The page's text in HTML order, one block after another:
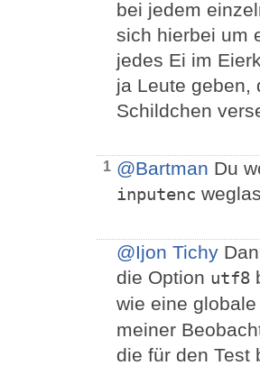
bei jedem
sich hierbei um
jedes Ei im
ja Leute geben,
Schildchen
1 @Bartman Du
inputenc
@Ijon Tichy
die Option utf8
wie eine
meiner
die für den Test